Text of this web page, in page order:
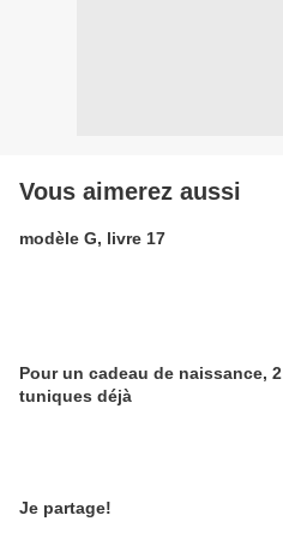
Vous aimerez aussi
modèle G, livre 17
Pour un cadeau de naissance, 2
tuniques déjà
Je partage!